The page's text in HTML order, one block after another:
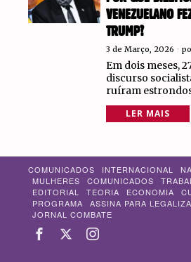
VENEZUELANO
TRUMP?
3 de Março, 2026
Em dois meses,
discurso
ruíram
LER MAIS
COMUNICADOS INTERNACIONAL
MULHERES
COMUNICADOS
EDITORIAL
TEORIA ECONOMIA
PROGRAMA
ASSINA PARA
JORNAL COMBATE